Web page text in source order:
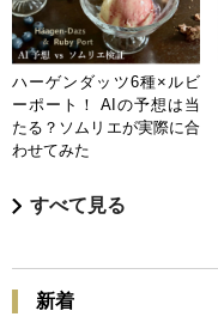
ハーゲンダッツ6種×ルビ
ーポート！ AIの予想は当
たる？ソムリエが実際に合
わせてみた
すべて見る
新着